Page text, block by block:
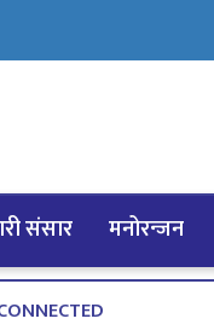
संसार मनोरन्जन